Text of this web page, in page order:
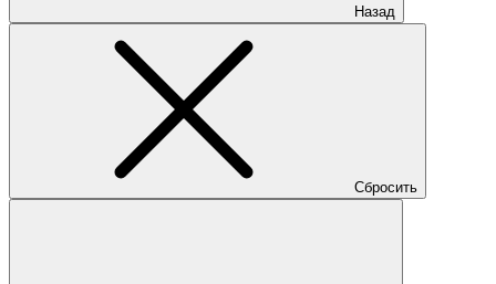
Назад
Сбросить